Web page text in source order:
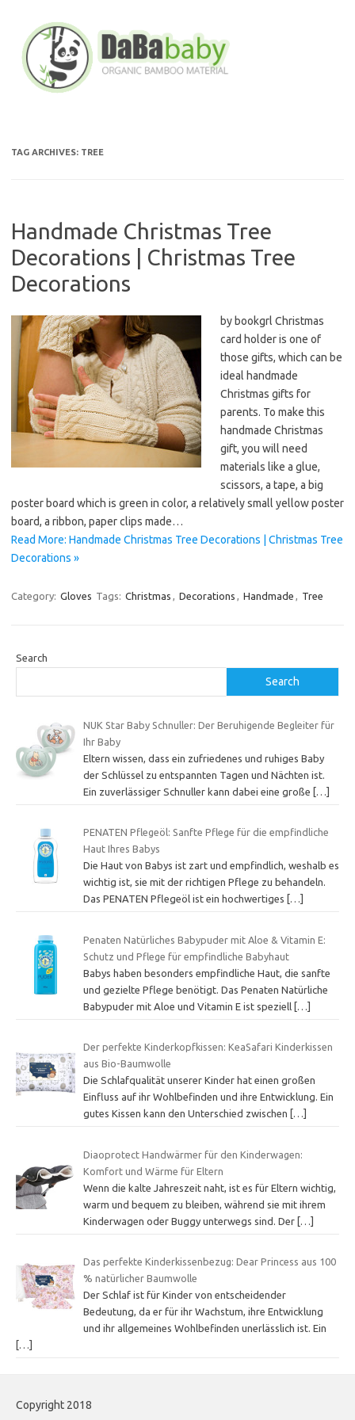
content
TAG ARCHIVES: TREE
Handmade Christmas Tree
Decorations | Christmas Tree
Decorations
by bookgrl Christmas
card holder is one of
those gifts, which can be
ideal handmade
Christmas gifts for
parents. To make this
handmade Christmas
gift, you will need
materials like a glue,
scissors, a tape, a big
poster board which is green in color, a relatively small yellow poster
board, a ribbon, paper clips made…
Read More: Handmade Christmas Tree Decorations | Christmas Tree
Decorations »
Category: Gloves Tags: Christmas , Decorations , Handmade , Tree
Search
Search
NUK Star Baby Schnuller: Der Beruhigende Begleiter für
Ihr Baby
Eltern wissen, dass ein zufriedenes und ruhiges Baby
der Schlüssel zu entspannten Tagen und Nächten ist.
Ein zuverlässiger Schnuller kann dabei eine große
[…]
PENATEN Pflegeöl: Sanfte Pflege für die empfindliche
Haut Ihres Babys
Die Haut von Babys ist zart und empfindlich, weshalb es
wichtig ist, sie mit der richtigen Pflege zu behandeln.
Das PENATEN Pflegeöl ist ein hochwertiges
[…]
Penaten Natürliches Babypuder mit Aloe & Vitamin E:
Schutz und Pflege für empfindliche Babyhaut
Babys haben besonders empfindliche Haut, die sanfte
und gezielte Pflege benötigt. Das Penaten Natürliche
Babypuder mit Aloe und Vitamin E ist speziell […]
Der perfekte Kinderkopfkissen: KeaSafari Kinderkissen
aus Bio-Baumwolle
Die Schlafqualität unserer Kinder hat einen großen
Einfluss auf ihr Wohlbefinden und ihre Entwicklung. Ein
gutes Kissen kann den Unterschied zwischen
[…]
Diaoprotect Handwärmer für den Kinderwagen:
Komfort und Wärme für Eltern
Wenn die kalte Jahreszeit naht, ist es für Eltern wichtig,
warm und bequem zu bleiben, während sie mit ihrem
Kinderwagen oder Buggy unterwegs sind. Der […]
Das perfekte Kinderkissenbezug: Dear Princess aus 100
% natürlicher Baumwolle
Der Schlaf ist für Kinder von entscheidender
Bedeutung, da er für ihr Wachstum, ihre Entwicklung
und ihr allgemeines Wohlbefinden unerlässlich ist. Ein
[…]
Copyright 2018